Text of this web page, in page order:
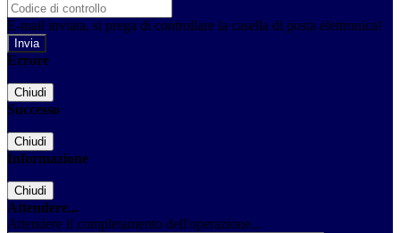
E-mail inviata, si prega di controllare la casella di posta elettronica!
Errore
Chiudi
Successo
Chiudi
Informazione
Chiudi
Attendere...
Attendere il completamento dell'operazione...